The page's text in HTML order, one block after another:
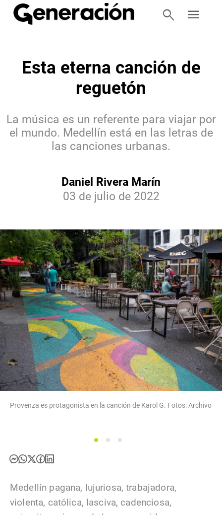
search menu
Esta eterna canción de
reguetón
La música es un referente para viajar por
el mundo. Medellín está en las letras de
las canciones urbanas.
Daniel Rivera Marín
03 de julio de 2022
Provenza es protagonista en la canción de Karol G. Fotos: Archivo
1 2 3
Medellín pagana, lujuriosa, trabajadora,
violenta, católica, lasciva, cadenciosa,